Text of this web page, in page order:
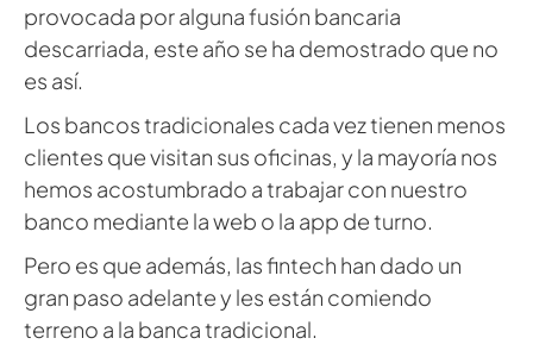
provocada por alguna fusión bancaria
descarriada, este año se ha demostrado que no
es así.
Los bancos tradicionales cada vez tienen menos
clientes que visitan sus oficinas, y la mayoría nos
hemos acostumbrado a trabajar con nuestro
banco mediante la web o la app de turno.
Pero es que además, las fintech han dado un
gran paso adelante y les están comiendo
terreno a la banca tradicional.